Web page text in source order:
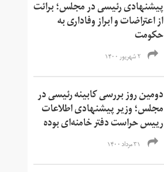
پیشنهادی رئیسی در مجلس؛ برائت
از اعتراضات و ابراز وفاداری به
حکومت
۲ شهریور ۱۴۰۰
دومین روز بررسی کابینه رئیسی در
مجلس؛ وزیر پیشنهادی اطلاعات
رییس حراست دفتر خامنه‌ای بوده
۳۱ مرداد ۱۴۰۰